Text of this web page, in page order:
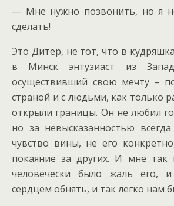
— Мне нужно позвонить, но я
сделать!
Это Дитер, не тот, что в
в Минск энтузиаст из
осуществивший свою мечту –
страной и с людьми, как только
открыли границы. Он не любил
но за невысказанностью всегда
чувство вины, не его
покаяние за других. И мне так
человечески было жаль его,
сердцем обнять, и так легко нам